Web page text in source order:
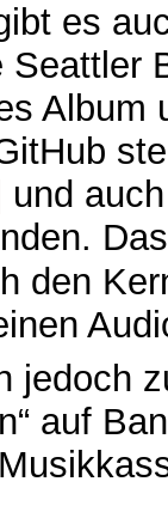
es
Seattler
Album
und
den
jedoch
auf